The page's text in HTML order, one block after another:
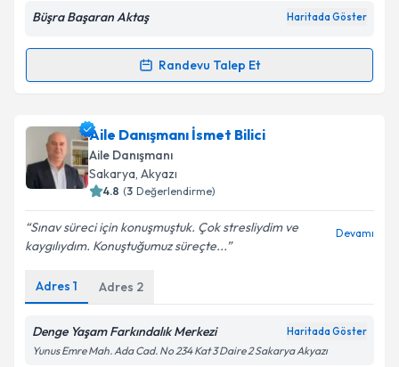
Kişisel verilerimin işlenmesine ilişkinAydınlatma
Takvim Talebini Gönder
Büşra Başaran Aktaş Haritada Göster
Randevu Talep Et
Randevu Takvimi Talebi
Aile Danışmanı Büşra Başaran Aktaş
takvimi talebi oluşturun. Size bu uzmandan randevu
almanız için bir takvim hazırlandığında e-posta ile
bilgilendireceğiz.
E-posta Adresiniz
Kişisel verilerimin işlenmesine ilişkinAydınlatma
Metni'ni okudum ve kişisel verilerimin belirtilen
kapsamda işlenmesini kabul ediyorum.
Aile Danışmanı İsmet Bilici
Aile Danışmanı
Sakarya, Akyazı
4.8 (3 Değerlendirme)
Sınav süreci için konuşmuştuk. Çok stresliydim ve
kaygılıydım. Konuştuğumuz süreçte...
Devamı
Adres 1 Adres 2
Denge Yaşam Farkındalık Merkezi Haritada Göster
Yunus Emre Mah. Ada Cad. No 234 Kat 3 Daire 2 Sakarya Akyazı